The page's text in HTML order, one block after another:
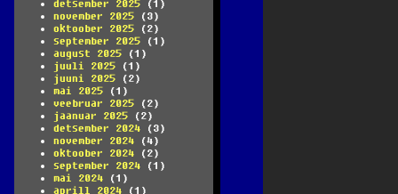
detsember 2025 (1)
november 2025 (3)
oktoober 2025 (2)
september 2025 (1)
august 2025 (1)
juuli 2025 (1)
juuni 2025 (2)
mai 2025 (1)
veebruar 2025 (2)
jaanuar 2025 (2)
detsember 2024 (3)
november 2024 (4)
oktoober 2024 (2)
september 2024 (1)
mai 2024 (1)
aprill 2024 (1)